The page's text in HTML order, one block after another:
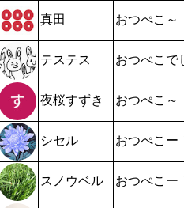
真田 おつぺこ～
テステス おつぺこで
夜桜すずき おつぺこ～
シセル おつぺこー
スノウベル おつぺこー